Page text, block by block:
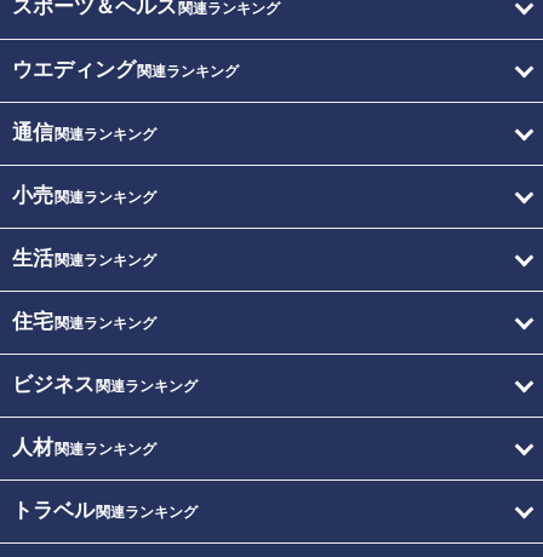
スポーツ＆ヘルス 関連ランキング
ウエディング関連ランキング
通信関連ランキング
小売関連ランキング
生活関連ランキング
住宅関連ランキング
ビジネス 関連ランキング
人材関連ランキング
トラベル関連ランキング